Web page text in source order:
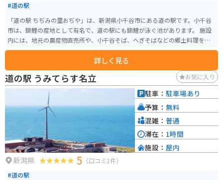
#道の駅
「道の駅 ちぢみの里おぢや」は、新潟県小千谷市にある道の駅です。小千谷
市は、錦鯉の産地として有名で、道の駅にも錦鯉が泳ぐ池があります。 施設
内には、地元の農産物直売所や、小千谷そば、へぎそばなどの郷土料理を提
供するレストランがあります。 小千谷縮や錦鯉など、お土産も充実していま
す。バイクで訪れる場合は、駐車場も広々としているので安心です。 春に
は、道の駅の周辺で桜が咲き乱れ、お花見を楽しむことができます。夏に
は、隣接する公園で「おぢやまつり」が開催され、多くの人で賑わいます。
秋には、周辺の山々が紅葉し、絶景スポットとなります。冬には、雪深く、
雪景色を楽しむことができます。
詳しく見る
道の駅 うみてらす名立 お気に入り
新潟県 5 （口コミ1件）
#道の駅
駐車： 駐車場あり
予算： 無料
混雑： 普通
滞在： 1時間
施設： 屋内